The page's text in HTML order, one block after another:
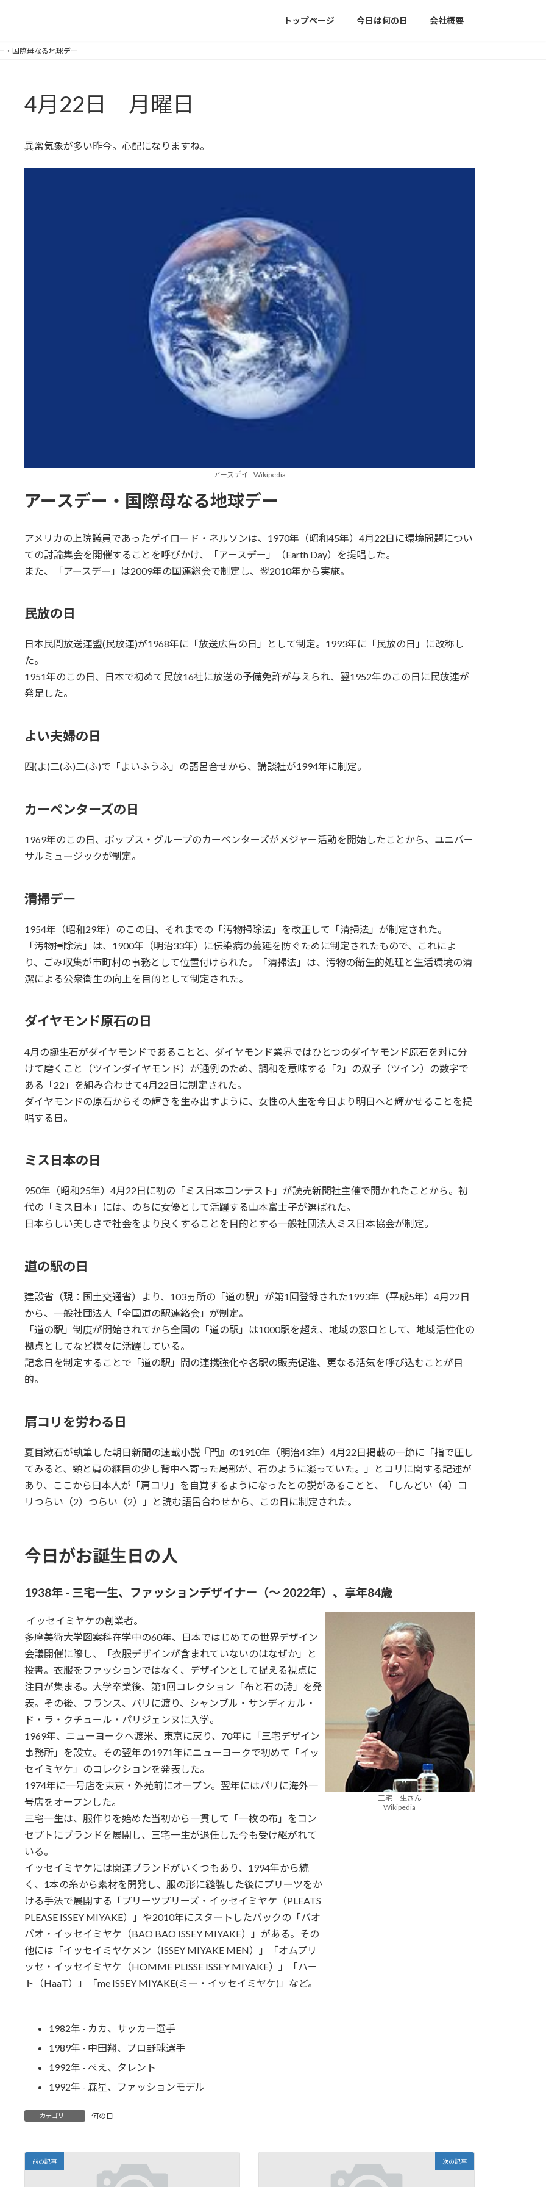
トップページ 今日は何の日 会社概要
国際母なる地球デー
4月22日 月曜日
異常気象が多い昨今。心配になりますね。
アースデイ - Wikipedia
アースデー・国際母なる地球デー
アメリカの上院議員であったゲイロード・ネルソンは、1970年（昭和45年）4月22日に環境問題につい
ての討論集会を開催することを呼びかけ、「アースデー」（Earth Day）を提唱した。
また、「アースデー」は2009年の国連総会で制定し、翌2010年から実施。
民放の日
日本民間放送連盟(民放連)が1968年に「放送広告の日」として制定。1993年に「民放の日」に改称し
た。
1951年のこの日、日本で初めて民放16社に放送の予備免許が与えられ、翌1952年のこの日に民放連が
発足した。
よい夫婦の日
四(よ)二(ふ)二(ふ)で「よいふうふ」の語呂合せから、講談社が1994年に制定。
カーペンターズの日
1969年のこの日、ポップス・グループのカーペンターズがメジャー活動を開始したことから、ユニバー
サルミュージックが制定。
清掃デー
1954年（昭和29年）のこの日、それまでの「汚物掃除法」を改正して「清掃法」が制定された。
「汚物掃除法」は、1900年（明治33年）に伝染病の蔓延を防ぐために制定されたもので、これによ
り、ごみ収集が市町村の事務として位置付けられた。「清掃法」は、汚物の衛生的処理と生活環境の清
潔による公衆衛生の向上を目的として制定された。
ダイヤモンド原石の日
4月の誕生石がダイヤモンドであることと、ダイヤモンド業界ではひとつのダイヤモンド原石を対に分
けて磨くこと（ツインダイヤモンド）が通例のため、調和を意味する「2」の双子（ツイン）の数字で
ある「22」を組み合わせて4月22日に制定された。
ダイヤモンドの原石からその輝きを生み出すように、女性の人生を今日より明日へと輝かせることを提
唱する日。
ミス日本の日
950年（昭和25年）4月22日に初の「ミス日本コンテスト」が読売新聞社主催で開かれたことから。初
代の「ミス日本」には、のちに女優として活躍する山本富士子が選ばれた。
日本らしい美しさで社会をより良くすることを目的とする一般社団法人ミス日本協会が制定。
道の駅の日
建設省（現：国土交通省）より、103ヵ所の「道の駅」が第1回登録された1993年（平成5年）4月22日
から、一般社団法人「全国道の駅連絡会」が制定。
「道の駅」制度が開始されてから全国の「道の駅」は1000駅を超え、地域の窓口として、地域活性化の
拠点としてなど様々に活躍している。
記念日を制定することで「道の駅」間の連携強化や各駅の販売促進、更なる活気を呼び込むことが目
的。
肩コリを労わる日
夏目漱石が執筆した朝日新聞の連載小説『門』の1910年（明治43年）4月22日掲載の一節に「指で圧し
てみると、頸と肩の継目の少し背中へ寄った局部が、石のように凝っていた。」とコリに関する記述が
あり、ここから日本人が「肩コリ」を自覚するようになったとの説があることと、「しんどい（4）コ
リつらい（2）つらい（2）」と読む語呂合わせから、この日に制定された。
今日がお誕生日の人
1938年 - 三宅一生、ファッションデザイナー（～ 2022年）、享年84歳
イッセイミヤケの創業者。
多摩美術大学図案科在学中の60年、日本ではじめての世界デザイン
会議開催に際し、「衣服デザインが含まれていないのはなぜか」と
投書。衣服をファッションではなく、デザインとして捉える視点に
注目が集まる。大学卒業後、第1回コレクション「布と石の詩」を発
表。その後、フランス、パリに渡り、シャンブル・サンディカル・
ド・ラ・クチュール・パリジェンヌに入学。
1969年、ニューヨークへ渡米、東京に戻り、70年に「三宅デザイン
事務所」を設立。その翌年の1971年にニューヨークで初めて「イッ
セイミヤケ」のコレクションを発表した。
1974年に一号店を東京・外苑前にオープン。翌年にはパリに海外一
号店をオープンした。
三宅一生は、服作りを始めた当初から一貫して「一枚の布」をコン
セプトにブランドを展開し、三宅一生が退任した今も受け継がれて
いる。
イッセイミヤケには関連ブランドがいくつもあり、1994年から続
く、1本の糸から素材を開発し、服の形に縫製した後にプリーツをか
ける手法で展開する「プリーツプリーズ・イッセイミヤケ（PLEATS
PLEASE ISSEY MIYAKE）」や2010年にスタートしたバックの「バオ
バオ・イッセイミヤケ（BAO BAO ISSEY MIYAKE）」がある。その
他には「イッセイミヤケメン（ISSEY MIYAKE MEN）」「オムプリ
ッセ・イッセイミヤケ（HOMME PLISSE ISSEY MIYAKE）」「ハー
ト（HaaT）」「me ISSEY MIYAKE(ミー・イッセイミヤケ)」など。
三宅一生さん
Wikipedia
1982年 - カカ、サッカー選手
1989年 - 中田翔、プロ野球選手
1992年 - ぺえ、タレント
1992年 - 森星、ファッションモデル
カテゴリー 何の日
前の記事 次の記事